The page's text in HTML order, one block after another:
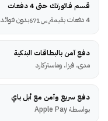
قسم فاتورتك حتى 4 دفعات
4 دفعات بقيمة
ر.س بدون فوائد
دفع آمن بالبطاقات البنكية
مدى، فيزا، وماستركارد
دفع سريع وآمن مع أبل باي
بواسطة Apple Pay